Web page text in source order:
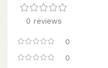
0 reviews
0
0